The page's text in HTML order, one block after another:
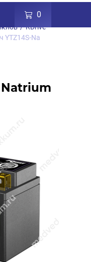
0
Аккумуляторы
/ RDrive
YTZ14S-Na